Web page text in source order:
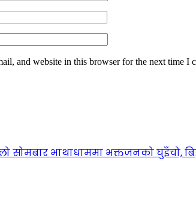
and website in this browser for the next time I
सोमबार भाथाधाममा भक्तजनको घुइँचो,